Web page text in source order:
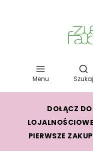
Menu Szukaj
DOŁĄCZ
PIERWSZE